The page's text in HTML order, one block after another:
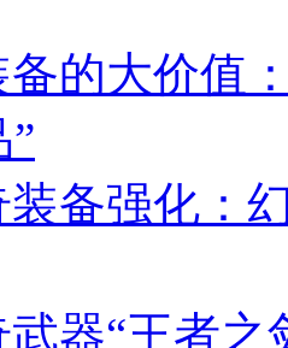
备的大价值
装备强化：
器“王者之